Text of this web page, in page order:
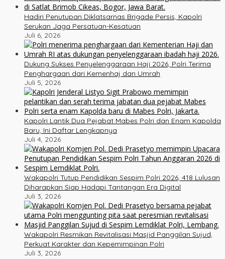
Hadiri Penutupan Diklatsarnas Brigade Persis, Kapolri
Serukan Jaga Persatuan-Kesatuan
Juli 6, 2026
Dukung Sukses Penyelenggaraan Haji 2026, Polri Terima
Penghargaan dari Kemenhaj dan Umrah
Juli 5, 2026
Kapolri Lantik Dua Pejabat Mabes Polri dan Enam Kapolda
Baru, Ini Daftar Lengkapnya
Juli 4, 2026
Wakapolri Tutup Pendidikan Sespim Polri 2026, 418 Lulusan
Diharapkan Siap Hadapi Tantangan Era Digital
Juli 3, 2026
Wakapolri Resmikan Revitalisasi Masjid Panggilan Sujud,
Perkuat Karakter dan Kepemimpinan Polri
Juli 3, 2026